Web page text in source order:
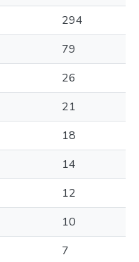
294
79
26
21
18
14
12
10
7